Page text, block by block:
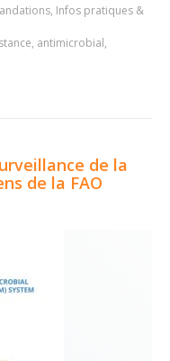
, Infos pratiques &
, antimicrobial,
de la
de la FAO